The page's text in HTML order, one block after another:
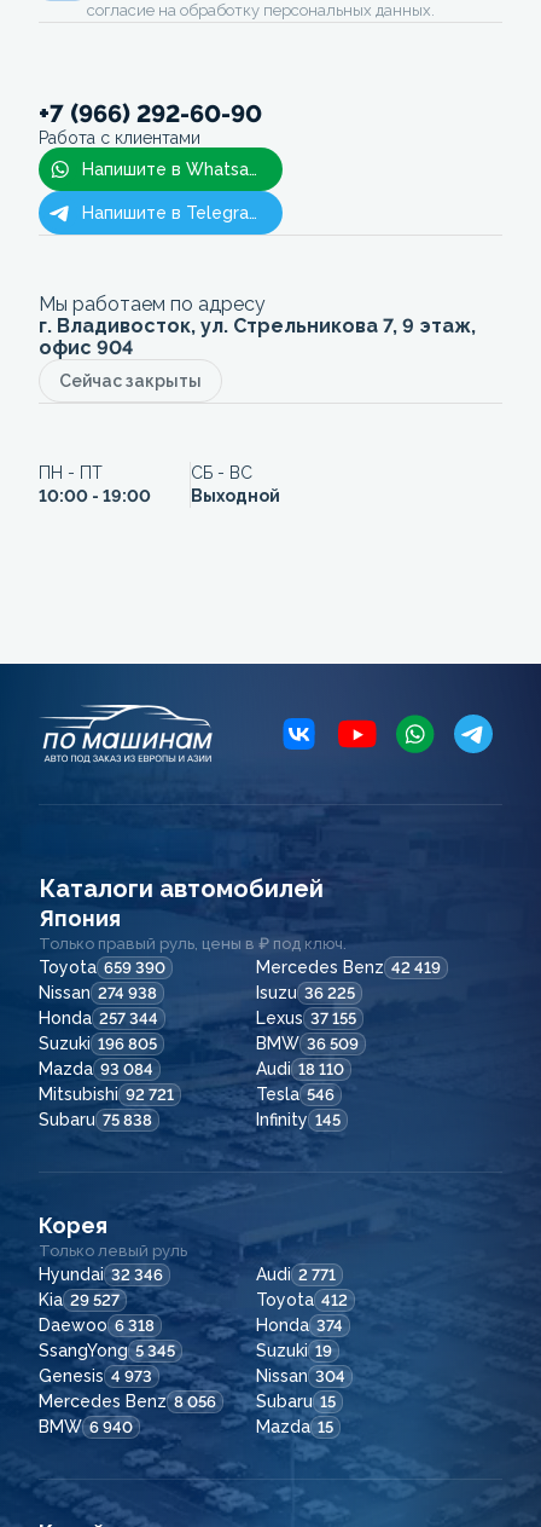
согласие на обработку персональных данных.
+7 (966) 292-60-90
Работа с клиентами
Напишите в Whatsapp
Напишите в Telegram
Мы работаем по адресу
г. Владивосток, ул. Стрельникова 7, 9 этаж,
офис 904
Сейчас закрыты
ПН - ПТ
10:00 - 19:00
СБ - ВС
Выходной
Каталоги автомобилей
Япония
Только правый руль, цены в ₽ под ключ.
Toyota 659 390 Mercedes Benz 42 419
Nissan 274 938 Isuzu 36 225
Honda 257 344 Lexus 37 155
Suzuki 196 805 BMW 36 509
Mazda 93 084 Audi 18 110
Mitsubishi 92 721 Tesla 546
Subaru 75 838 Infinity 145
Корея
Только левый руль
Hyundai 32 346 Audi 2 771
Kia 29 527 Toyota 412
Daewoo 6 318 Honda 374
SsangYong 5 345 Suzuki 19
Genesis 4 973 Nissan 304
Mercedes Benz 8 056 Subaru 15
BMW 6 940 Mazda 15